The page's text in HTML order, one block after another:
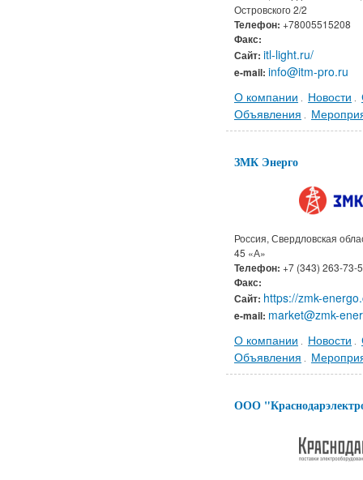
Островского 2/2
Телефон: +78005515208
Факс:
Сайт: itl-light.ru/
e-mail: info@itm-pro.ru
О компании . Новости .
Объявления .
ЗМК Энерго
Россия, Свердловская
45 «А»
Телефон: +7 (343) 263-73-
Факс:
Сайт: https://zmk-
e-mail: market@zmk-
О компании . Новости .
Объявления .
ООО